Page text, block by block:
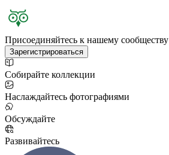
Присоединяйтесь к нашему сообществу
Зарегистрироваться
Собирайте коллекции
Наслаждайтесь фотографиями
Обсуждайте
Развивайтесь